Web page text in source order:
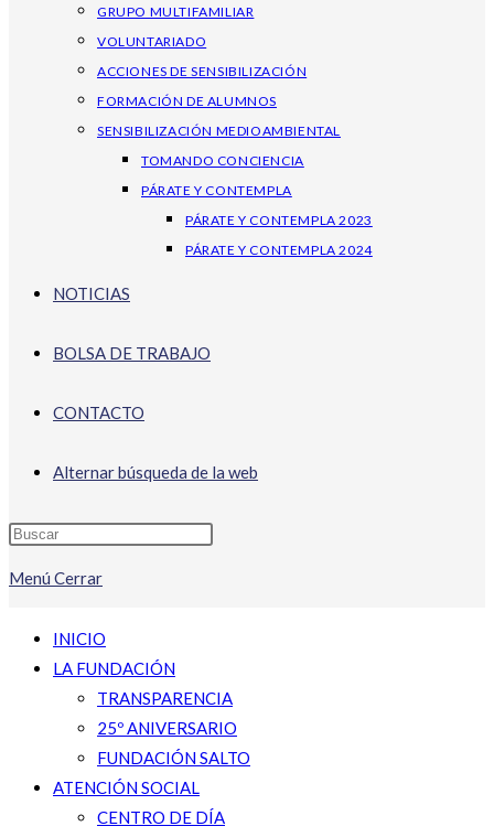
GRUPO MULTIFAMILIAR
VOLUNTARIADO
ACCIONES DE SENSIBILIZACIÓN
FORMACIÓN DE ALUMNOS
SENSIBILIZACIÓN MEDIOAMBIENTAL
TOMANDO CONCIENCIA
PÁRATE Y CONTEMPLA
PÁRATE Y CONTEMPLA 2023
PÁRATE Y CONTEMPLA 2024
NOTICIAS
BOLSA DE TRABAJO
CONTACTO
Alternar búsqueda de la web
Menú Cerrar
INICIO
LA FUNDACIÓN
TRANSPARENCIA
25º ANIVERSARIO
FUNDACIÓN SALTO
ATENCIÓN SOCIAL
CENTRO DE DÍA